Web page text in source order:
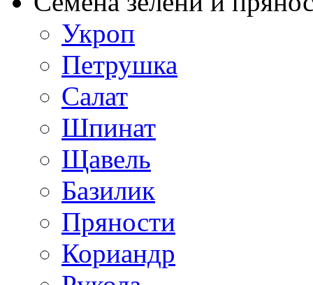
Укроп
Петрушка
Салат
Шпинат
Щавель
Базилик
Пряности
Кориандр